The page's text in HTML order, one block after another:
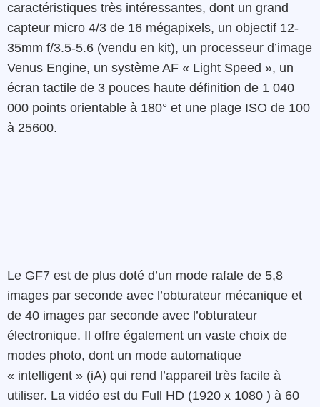
caractéristiques très intéressantes, dont un grand
capteur micro 4/3 de 16 mégapixels, un objectif 12-
35mm f/3.5-5.6 (vendu en kit), un processeur d’image
Venus Engine, un système AF « Light Speed », un
écran tactile de 3 pouces haute définition de 1 040
000 points orientable à 180° et une plage ISO de 100
à 25600.
Le GF7 est de plus doté d’un mode rafale de 5,8
images par seconde avec l’obturateur mécanique et
de 40 images par seconde avec l’obturateur
électronique. Il offre également un vaste choix de
modes photo, dont un mode automatique
« intelligent » (iA) qui rend l’appareil très facile à
utiliser. La vidéo est du Full HD (1920 x 1080 ) à 60